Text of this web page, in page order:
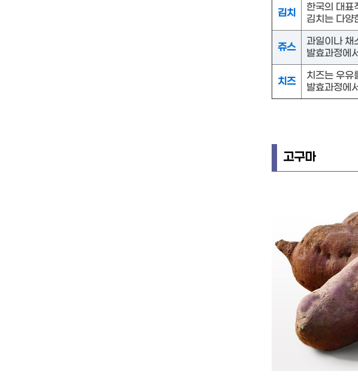
김치
한국의 대표
김치는 다양
쥬스
과일이나 채
발효과정에
치즈
치즈는 우유
발효과정에
고구마